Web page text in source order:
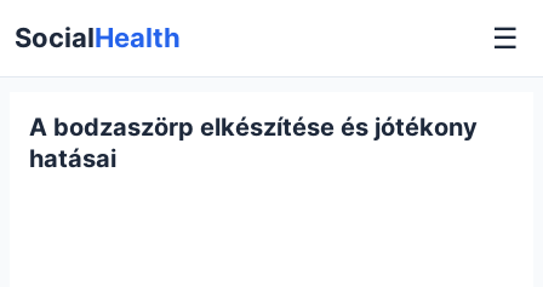
SocialHealth ☰
A bodzaszörp elkészítése és jótékony
hatásai